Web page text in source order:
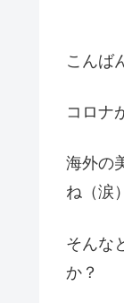
こんば
コロナ
海外の
ね（涙）
そんな
か？